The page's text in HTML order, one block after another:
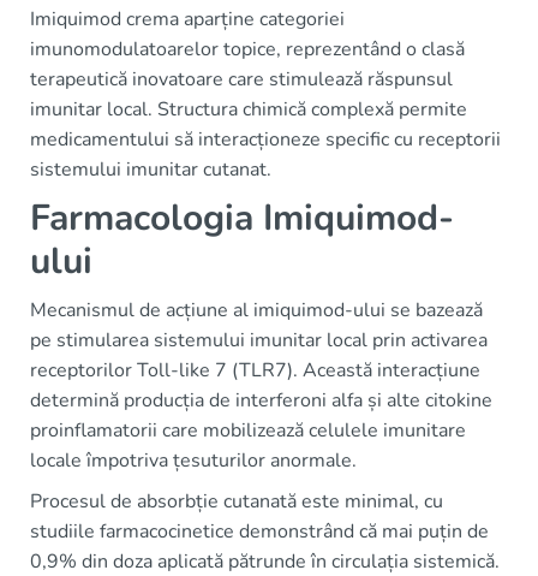
Imiquimod crema aparține categoriei
imunomodulatoarelor topice, reprezentând o clasă
terapeutică inovatoare care stimulează răspunsul
imunitar local. Structura chimică complexă permite
medicamentului să interacționeze specific cu receptorii
sistemului imunitar cutanat.
Farmacologia Imiquimod-
ului
Mecanismul de acțiune al imiquimod-ului se bazează
pe stimularea sistemului imunitar local prin activarea
receptorilor Toll-like 7 (TLR7). Această interacțiune
determină producția de interferoni alfa și alte citokine
proinflamatorii care mobilizează celulele imunitare
locale împotriva țesuturilor anormale.
Procesul de absorbție cutanată este minimal, cu
studiile farmacocinetice demonstrând că mai puțin de
0,9% din doza aplicată pătrunde în circulația sistemică.